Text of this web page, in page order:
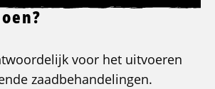
voor het uitvoeren
zaadbehandelingen.